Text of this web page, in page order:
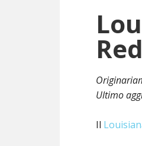
Ultimo
Il